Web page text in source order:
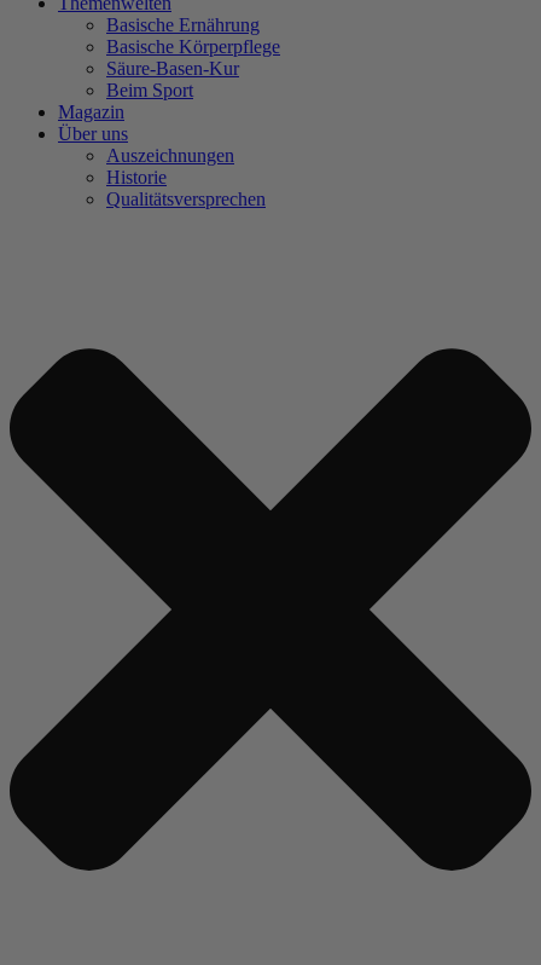
Basische Ernährung
Basische Körperpflege
Säure-Basen-Kur
Beim Sport
Magazin
Über uns
Auszeichnungen
Historie
Qualitätsversprechen